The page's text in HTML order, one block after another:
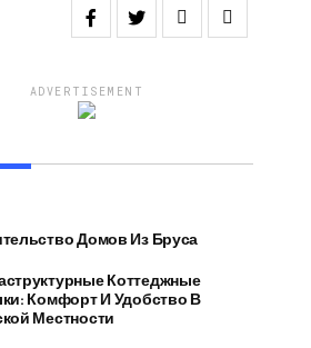
ADVERTISEMENT
Домов Из Бруса
Коттеджные
Комфорт И Удобство В
Местности